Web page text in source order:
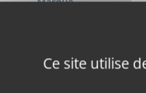
Ce site utilise